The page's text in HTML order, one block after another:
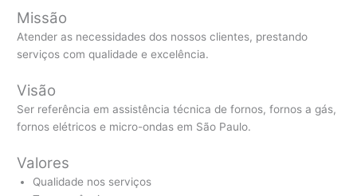
Missão
Atender as necessidades dos nossos clientes, prestando
serviços com qualidade e excelência.
Visão
Ser referência em assistência técnica de fornos, fornos a gás,
fornos elétricos e micro-ondas em São Paulo.
Valores
Qualidade nos serviços